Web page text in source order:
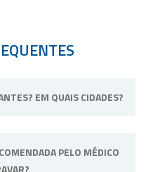
EM QUAIS CIDADES?
em Ribeirão Preto,PELO MÉDICO